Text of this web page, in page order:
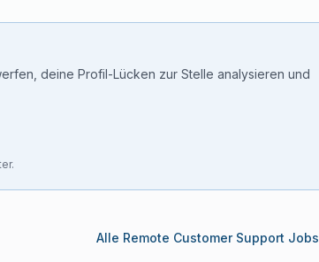
deine Profil-Lücken zur Stelle analysieren und
Alle Remote Customer Support Jobs